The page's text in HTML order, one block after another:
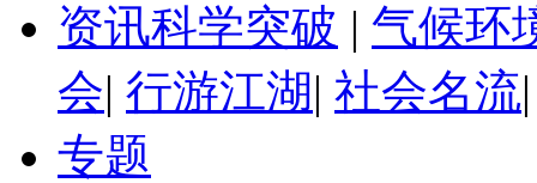
资讯科学突破 | 气候环
会| 行游江湖| 社会名流
专题